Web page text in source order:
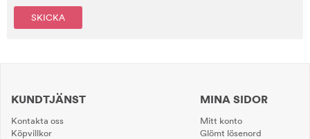
SKICKA
KUNDTJÄNST
Kontakta oss
Köpvillkor
MINA SIDOR
Mitt konto
Glömt lösenord